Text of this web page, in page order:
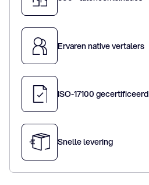
Russisch vertaalbureau
Sloveens vertaalbureau
Spaans vertaalbureau
Thais vertaalbureau
Tigrinya vertaalbureau
Tsjechisch vertaalbureau
Turks vertaalbureau
Zweeds vertaalbureau
Ervaren native vertalers
ISO-17100 gecertificeerd
Snelle levering